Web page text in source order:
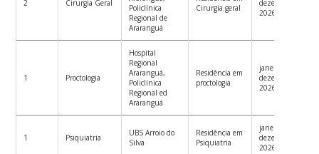
2 Cirurgia Geral
Policlínica
Regional de
Araranguá
Cirurgia geral
dezembro
2026
1 Proctologia
Hospital
Regional
Araranguá,
Policlínica
Regional ed
Araranguá
Residência em
proctologia
janeiro a
dezembro
2026
1 Psiquiatria
UBS Arroio do
Silva
Residência em
Psiquiatria
janeiro a
dezembro
2026